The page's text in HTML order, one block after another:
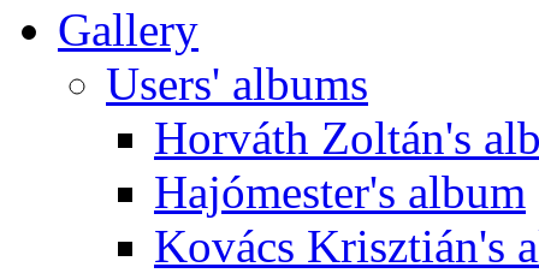
Gallery
Users' albums
Horváth Zoltán's
Hajómester's album
Kovács Krisztián's